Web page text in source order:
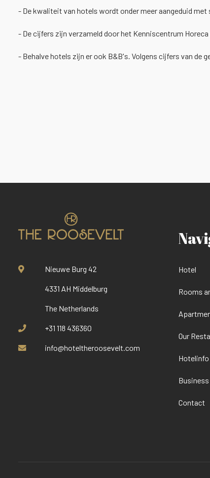
- De kwaliteit van hotels wordt onder meer aangeduid met
- De cijfers zijn verzameld door het Kenniscentrum Horeca
- Behalve hotels zijn er ook B&B's. Volgens cijfers van de
Nieuwe Burg 42
4331 AH Middelburg
The Netherlands
+31 118 436360
info@hoteltheroosevelt.com
Hotel
Rooms
Our
Hotelinfo
Business
Contact